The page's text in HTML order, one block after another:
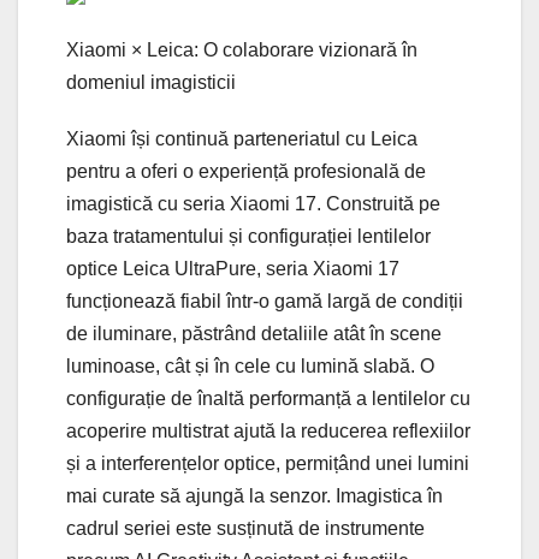
Xiaomi × Leica: O colaborare vizionară în
domeniul imagisticii
Xiaomi își continuă parteneriatul cu Leica
pentru a oferi o experiență profesională de
imagistică cu seria Xiaomi 17. Construită pe
baza tratamentului și configurației lentilelor
optice Leica UltraPure, seria Xiaomi 17
funcționează fiabil într-o gamă largă de condiții
de iluminare, păstrând detaliile atât în ​​scene
luminoase, cât și în cele cu lumină slabă. O
configurație de înaltă performanță a lentilelor cu
acoperire multistrat ajută la reducerea reflexiilor
și a interferențelor optice, permițând unei lumini
mai curate să ajungă la senzor. Imagistica în
cadrul seriei este susținută de instrumente